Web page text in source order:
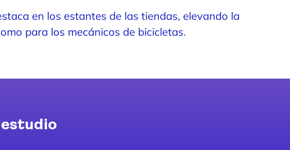
en los estantes de las tiendas, elevando la
para los mecánicos de bicicletas.
estudio